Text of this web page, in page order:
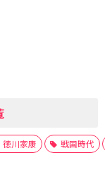
徳川家康 戦国時代